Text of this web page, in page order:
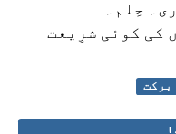
حِلم۔
کی کوئی شرِیعت
برکت